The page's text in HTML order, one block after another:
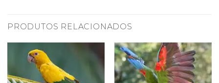
PRODUTOS RELACIONADOS